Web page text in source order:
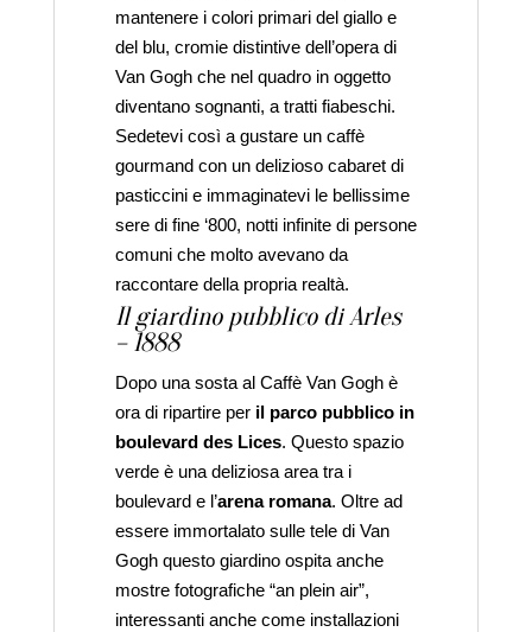
mantenere i colori primari del giallo e
del blu, cromie distintive dell’opera di
Van Gogh che nel quadro in oggetto
diventano sognanti, a tratti fiabeschi.
Sedetevi così a gustare un caffè
gourmand con un delizioso cabaret di
pasticcini e immaginatevi le bellissime
sere di fine ‘800, notti infinite di persone
comuni che molto avevano da
raccontare della propria realtà.
Il giardino pubblico di Arles
– 1888
Dopo una sosta al Caffè Van Gogh è
ora di ripartire per il parco pubblico in
boulevard des Lices. Questo spazio
verde è una deliziosa area tra i
boulevard e l’arena romana. Oltre ad
essere immortalato sulle tele di Van
Gogh questo giardino ospita anche
mostre fotografiche “an plein air”,
interessanti anche come installazioni